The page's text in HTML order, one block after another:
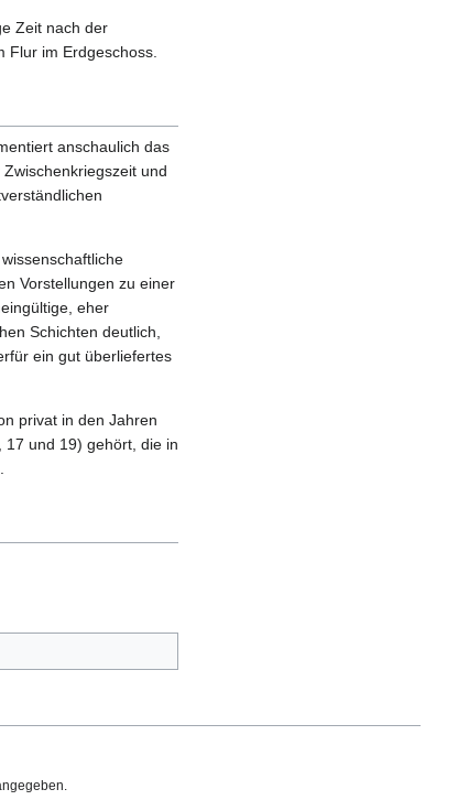
Zeit nach der
Flur im Erdgeschoss.
anschaulich das
und
Vorstellungen zu einer
eher
Schichten deutlich,
ein gut überliefertes
privat in den Jahren
17 und 19) gehört, die in